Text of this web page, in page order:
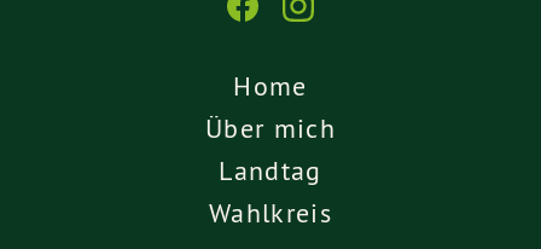
Home
Über mich
Landtag
Wahlkreis